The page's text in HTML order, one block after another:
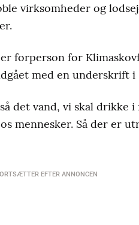
virksomheder og
forperson for
med en underskrift i
det vand, vi skal drikke
mennesker. Så der er
EFTER ANNONCEN